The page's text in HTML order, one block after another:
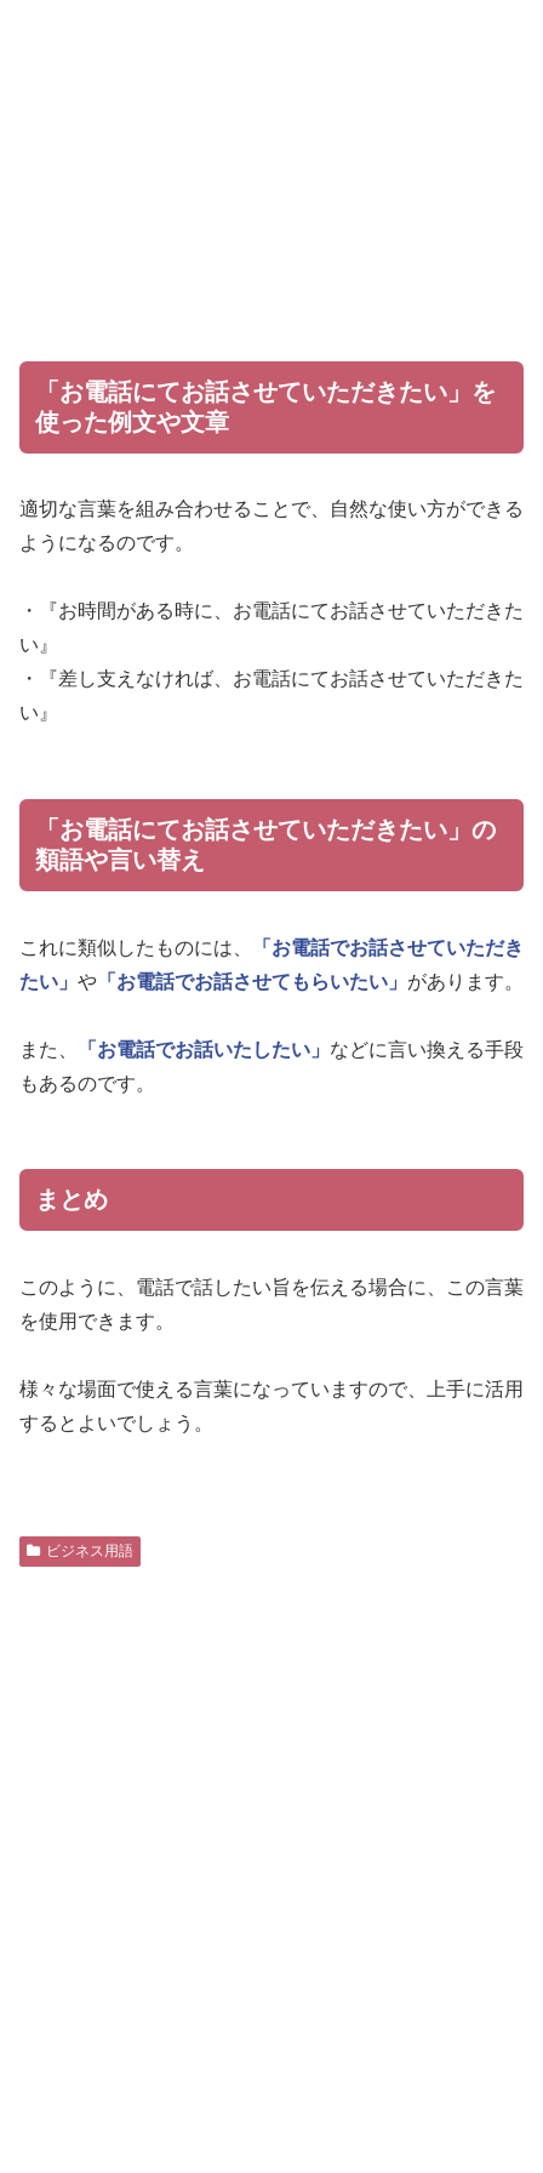
「お電話にてお話させていただきたい」を
使った例文や文章
適切な言葉を組み合わせることで、自然な使い方ができる
ようになるのです。
・『お時間がある時に、お電話にてお話させていただきた
い』
・『差し支えなければ、お電話にてお話させていただきた
い』
「お電話にてお話させていただきたい」の
類語や言い替え
これに類似したものには、
「お電話でお話させていただき
たい」 や 「お電話でお話させてもらいたい」 があります。
また、 「お電話でお話いたしたい」 などに言い換える手段
もあるのです。
まとめ
このように、電話で話したい旨を伝える場合に、この言葉
を使用できます。
様々な場面で使える言葉になっていますので、上手に活用
するとよいでしょう。
ビジネス用語